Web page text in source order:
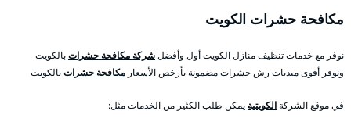
مكافحة حشرات الكويت
نوفر مع خدمات تنظيف منازل الكويت أول وأفضلشركة مكافحة حشراتبالكويت
ونوفر أقوى مبديات رش حشرات مضمونة بأرخص الأسعار مكافحة حشراتبالكويت
في موقع الشركةالكويتية يمكن طلب الكثير من الخدمات مثل: